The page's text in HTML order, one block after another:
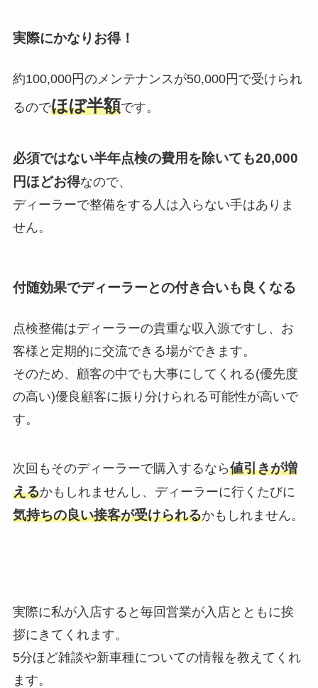
実際にかなりお得！
約100,000円のメンテナンスが50,000円で受けられ
るのでほぼ半額です。
必須ではない半年点検の費用を除いても20,000
円ほどお得なので、
ディーラーで整備をする人は入らない手はありま
せん。
付随効果でディーラーとの付き合いも良くなる
点検整備はディーラーの貴重な収入源ですし、お
客様と定期的に交流できる場ができます。
そのため、顧客の中でも大事にしてくれる(優先度
の高い)優良顧客に振り分けられる可能性が高いで
す。
次回もそのディーラーで購入するなら値引きが増
えるかもしれませんし、ディーラーに行くたびに
気持ちの良い接客が受けられるかもしれません。
実際に私が入店すると毎回営業が入店とともに挨
拶にきてくれます。
5分ほど雑談や新車種についての情報を教えてくれ
ます。